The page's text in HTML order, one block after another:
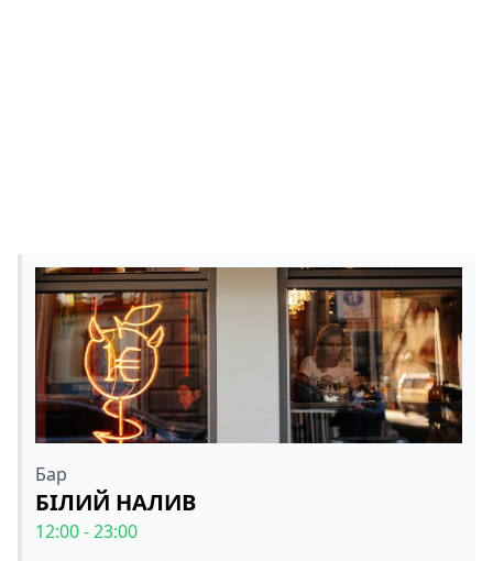
Бар
БІЛИЙ НАЛИВ
12:00 - 23:00